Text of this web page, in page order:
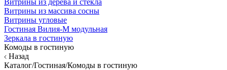
Витрины из дерева и стекла
Витрины из массива сосны
Витрины угловые
Гостиная Вилия-М модульная
Зеркала в гостиную
Комоды в гостиную
Назад
Каталог/Гостиная/Комоды в гостиную